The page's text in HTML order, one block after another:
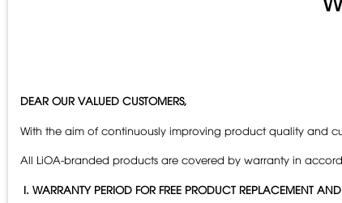
DEAR OUR VALUED CUSTOMERS,
With the aim of continuously improving product quality and
All LiOA-branded products are covered by warranty in
I. WARRANTY PERIOD FOR FREE PRODUCT REPLACEMENT